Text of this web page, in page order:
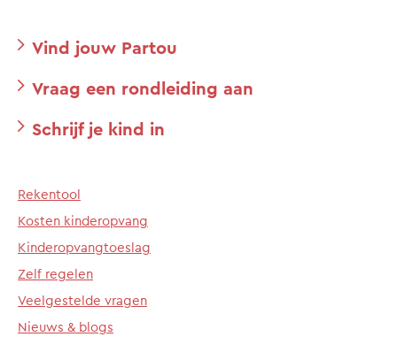
Vind jouw Partou
Vraag een rondleiding aan
Schrijf je kind in
Rekentool
Kosten kinderopvang
Kinderopvangtoeslag
Zelf regelen
Veelgestelde vragen
Nieuws & blogs